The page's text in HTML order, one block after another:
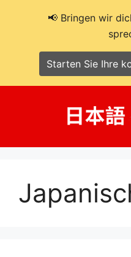
📢 Bringen wir
Starten Sie Ihre